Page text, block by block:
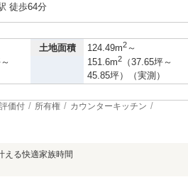
徒歩64分
土地面積 124.49m2～
151.6m2
（37.65坪～
45.85坪）（実測）
価付 所有権
カウンターキッチン
る快適家族時間